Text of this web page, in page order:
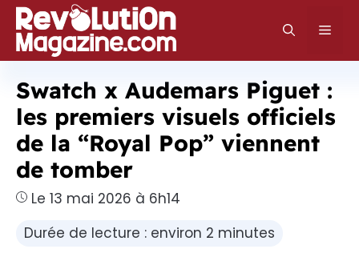
Aller
au
contenu
Swatch x Audemars Piguet :
les premiers visuels officiels
de la “Royal Pop” viennent
de tomber
Le 13 mai 2026 à 6h14
Durée de lecture : environ 2 minutes